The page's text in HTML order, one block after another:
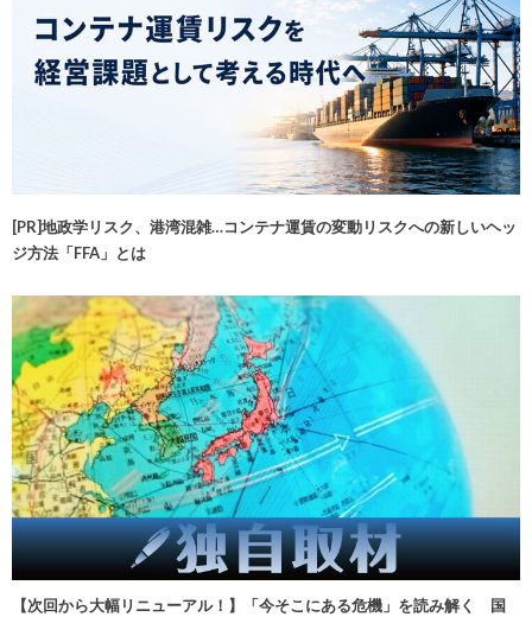
[PR]地政学リスク、港湾混雑…コンテナ運賃の変動リスクへの新しいヘッ
ジ方法「FFA」とは
【次回から大幅リニューアル！】「今そこにある危機」を読み解く 国